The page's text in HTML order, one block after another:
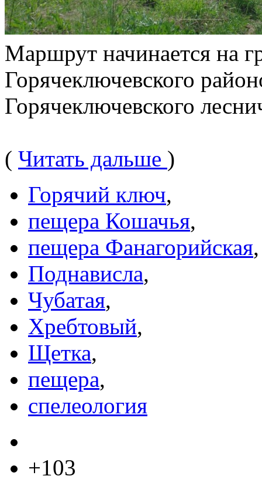
Маршрут начинается на
Горячеключевского
Горячеключевского
( Читать дальше )
Горячий ключ,
пещера Кошачья,
пещера Фанагорийская,
Поднависла,
Чубатая,
Хребтовый,
Щетка,
пещера,
спелеология
+103